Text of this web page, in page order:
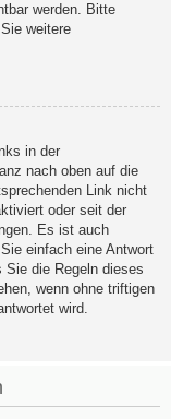
werden. Bitte
weitere
in der
nach oben auf die
Link nicht
oder seit der
Es ist auch
einfach eine Antwort
die Regeln dieses
wenn ohne triftigen
wird.